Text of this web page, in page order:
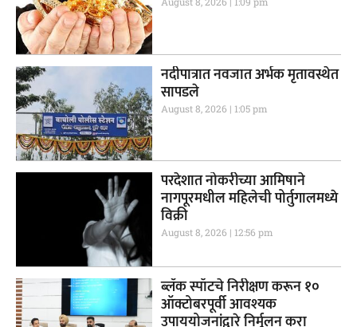
नदीपात्रात नवजात अर्भक मृतावस्थेत
सापडले
August 8, 2026 1:05 pm
परदेशात नोकरीच्या आमिषाने
नागपूरमधील महिलेची पोर्तुगालमध्ये
विक्री
August 8, 2026 12:56 pm
ब्लॅक स्पॉटचे निरीक्षण करून १०
ऑक्टोबरपूर्वी आवश्यक